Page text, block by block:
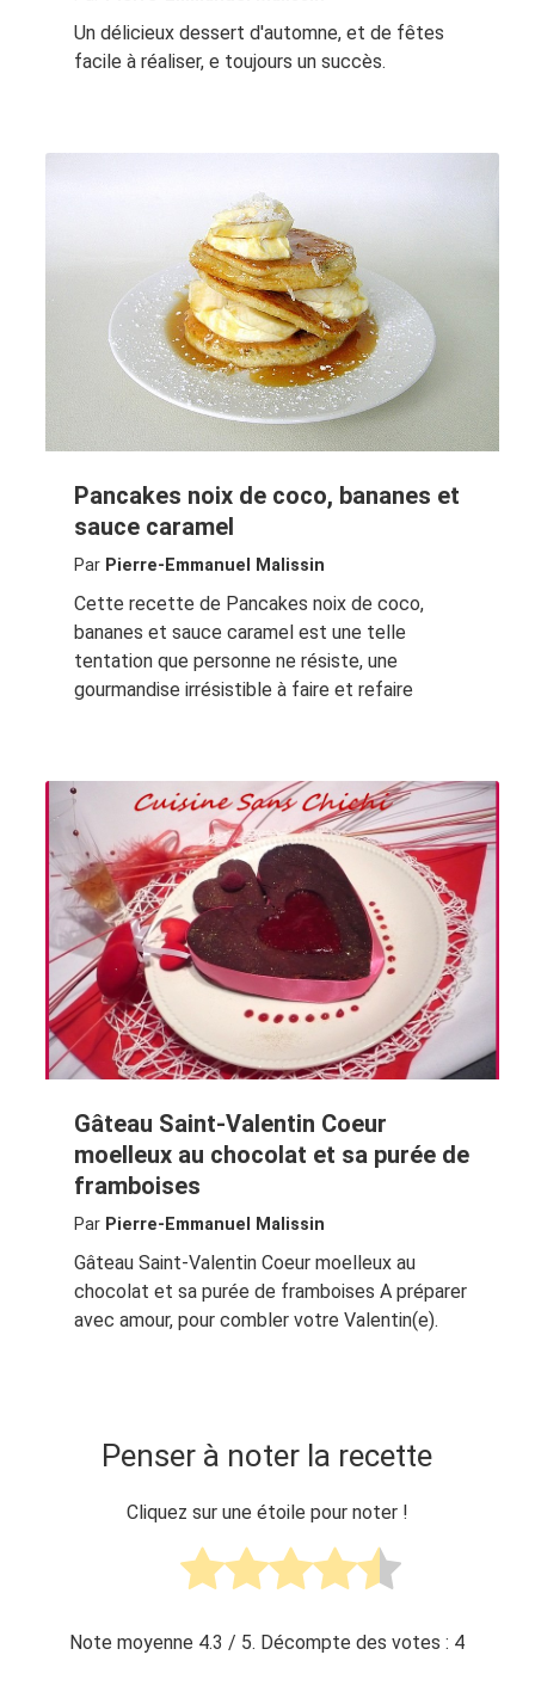
Un délicieux dessert d'automne, et de fêtes
facile à réaliser, e toujours un succès.
Pancakes noix de coco, bananes et
sauce caramel
Par Pierre-Emmanuel Malissin
Cette recette de Pancakes noix de coco,
bananes et sauce caramel est une telle
tentation que personne ne résiste, une
gourmandise irrésistible à faire et refaire
Gâteau Saint-Valentin Coeur
moelleux au chocolat et sa purée de
framboises
Par Pierre-Emmanuel Malissin
Gâteau Saint-Valentin Coeur moelleux au
chocolat et sa purée de framboises A préparer
avec amour, pour combler votre Valentin(e).
Penser à noter la recette
Cliquez sur une étoile pour noter !
Note moyenne 4.3 / 5. Décompte des votes : 4